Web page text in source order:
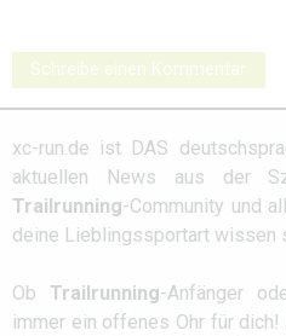
Schreibe einen Kommentar
xc-run.de ist DAS
aktuellen News aus der
Trailrunning-Community und
deine Lieblingssportart wissen
Ob Trailrunning-Anfänger
immer ein offenes Ohr für